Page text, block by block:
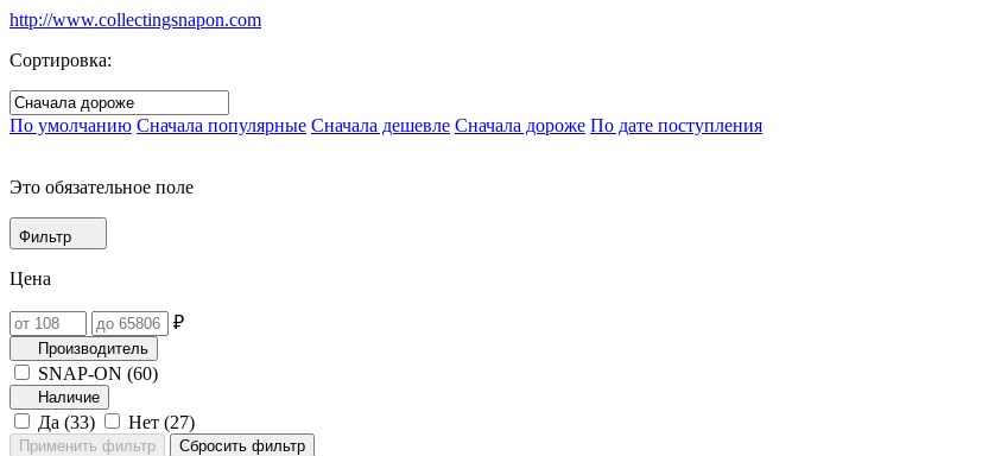
http://www.collectingsnapon.com
Сортировка:
По умолчанию Сначала популярные Сначала дешевле Сначала дороже По дате поступления
Это обязательное поле
Фильтр
Цена
₽
Производитель
SNAP-ON (60)
Наличие
Да (33) Нет (27)